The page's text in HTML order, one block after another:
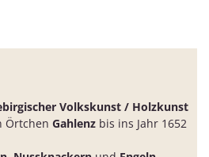
Volkskunst / Holzkunst
Örtchen Gahlenz bis ins Jahr 1652